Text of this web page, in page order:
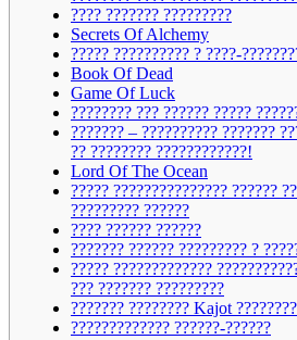
???? ??????? ?????????
Secrets Of Alchemy
????? ?????????? ? ????-
Book Of Dead
Game Of Luck
???????? ??? ?????? ?????
??????? – ?????????? ???????
?? ???????? ????????????!
Lord Of The Ocean
????? ??????????????? ??????
????????? ??????
???? ?????? ??????
??????? ?????? ????????? ?
????? ?????????????
??? ??????? ?????????
??????? ???????? Kajot
????????????? ??????-??????